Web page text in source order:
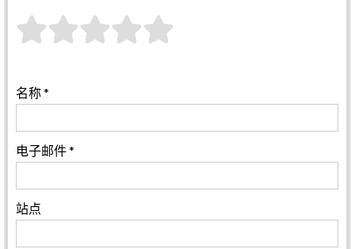
名称*
电子邮件*
站点